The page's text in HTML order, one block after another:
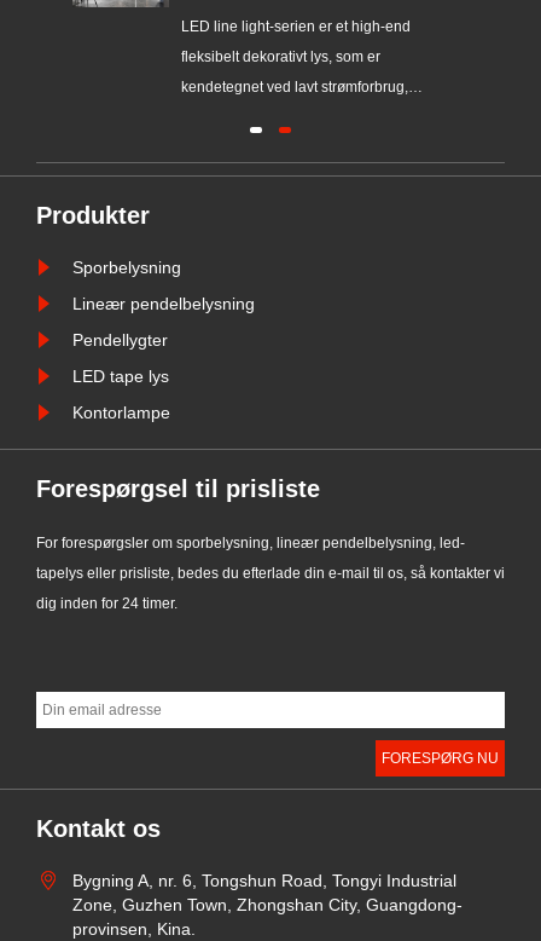
​LED line light-serien er et high-end
fleksibelt dekorativt lys, som er
kendetegnet ved lavt strømforbrug,
Produkter
Sporbelysning
Lineær pendelbelysning
Pendellygter
LED tape lys
Kontorlampe
Forespørgsel til prisliste
For forespørgsler om sporbelysning, lineær pendelbelysning, led-
tapelys eller prisliste, bedes du efterlade din e-mail til os, så kontakter vi
dig inden for 24 timer.
Kontakt os
Bygning A, nr. 6, Tongshun Road, Tongyi Industrial
Zone, Guzhen Town, Zhongshan City, Guangdong-
provinsen, Kina.